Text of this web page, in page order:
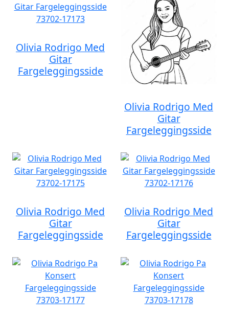
Olivia Rodrigo Med
Gitar
Fargeleggingsside
Olivia Rodrigo Med
Gitar
Fargeleggingsside
Olivia Rodrigo Med
Gitar
Fargeleggingsside
Olivia Rodrigo Med
Gitar
Fargeleggingsside